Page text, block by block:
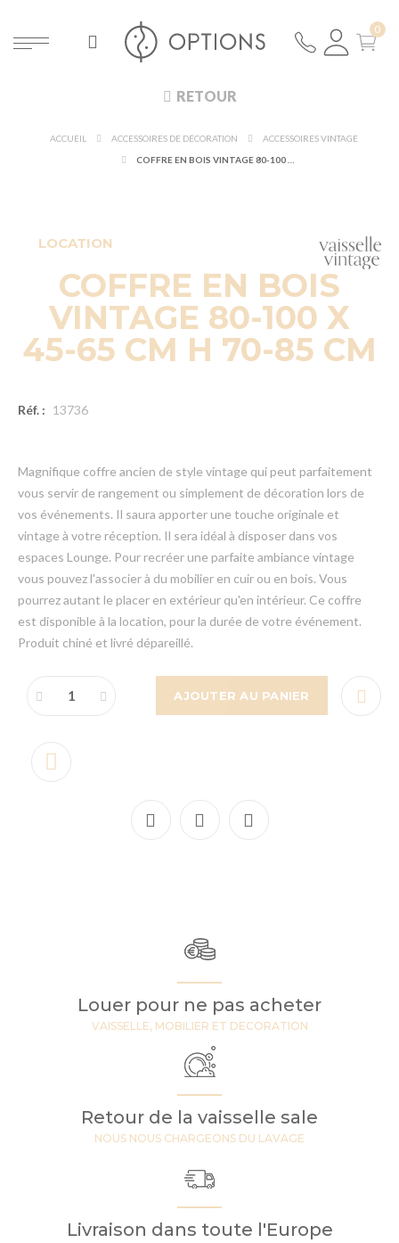
RETOUR
ACCUEIL ACCESSOIRES DE DÉCORATION
ACCESSOIRES VINTAGE
LOCATION
COFFRE EN BOIS
VINTAGE 80-100 X
45-65 CM H 70-85 CM
Réf. : 13736
Magnifique coffre ancien de style vintage qui peut parfaitement
vous servir de rangement ou simplement de décoration lors de
vos événements. Il saura apporter une touche originale et
vintage à votre réception. Il sera idéal à disposer dans vos
espaces Lounge. Pour recréer une parfaite ambiance vintage
vous pouvez l'associer à du mobilier en cuir ou en bois. Vous
pourrez autant le placer en extérieur qu'en intérieur. Ce coffre
est disponible à la location, pour la durée de votre événement.
Produit chiné et livré dépareillé.
AJOUTER AU PANIER
Louer pour ne pas acheter
VAISSELLE, MOBILIER ET DECORATION
Retour de la vaisselle sale
NOUS NOUS CHARGEONS DU LAVAGE
Livraison dans toute l'Europe